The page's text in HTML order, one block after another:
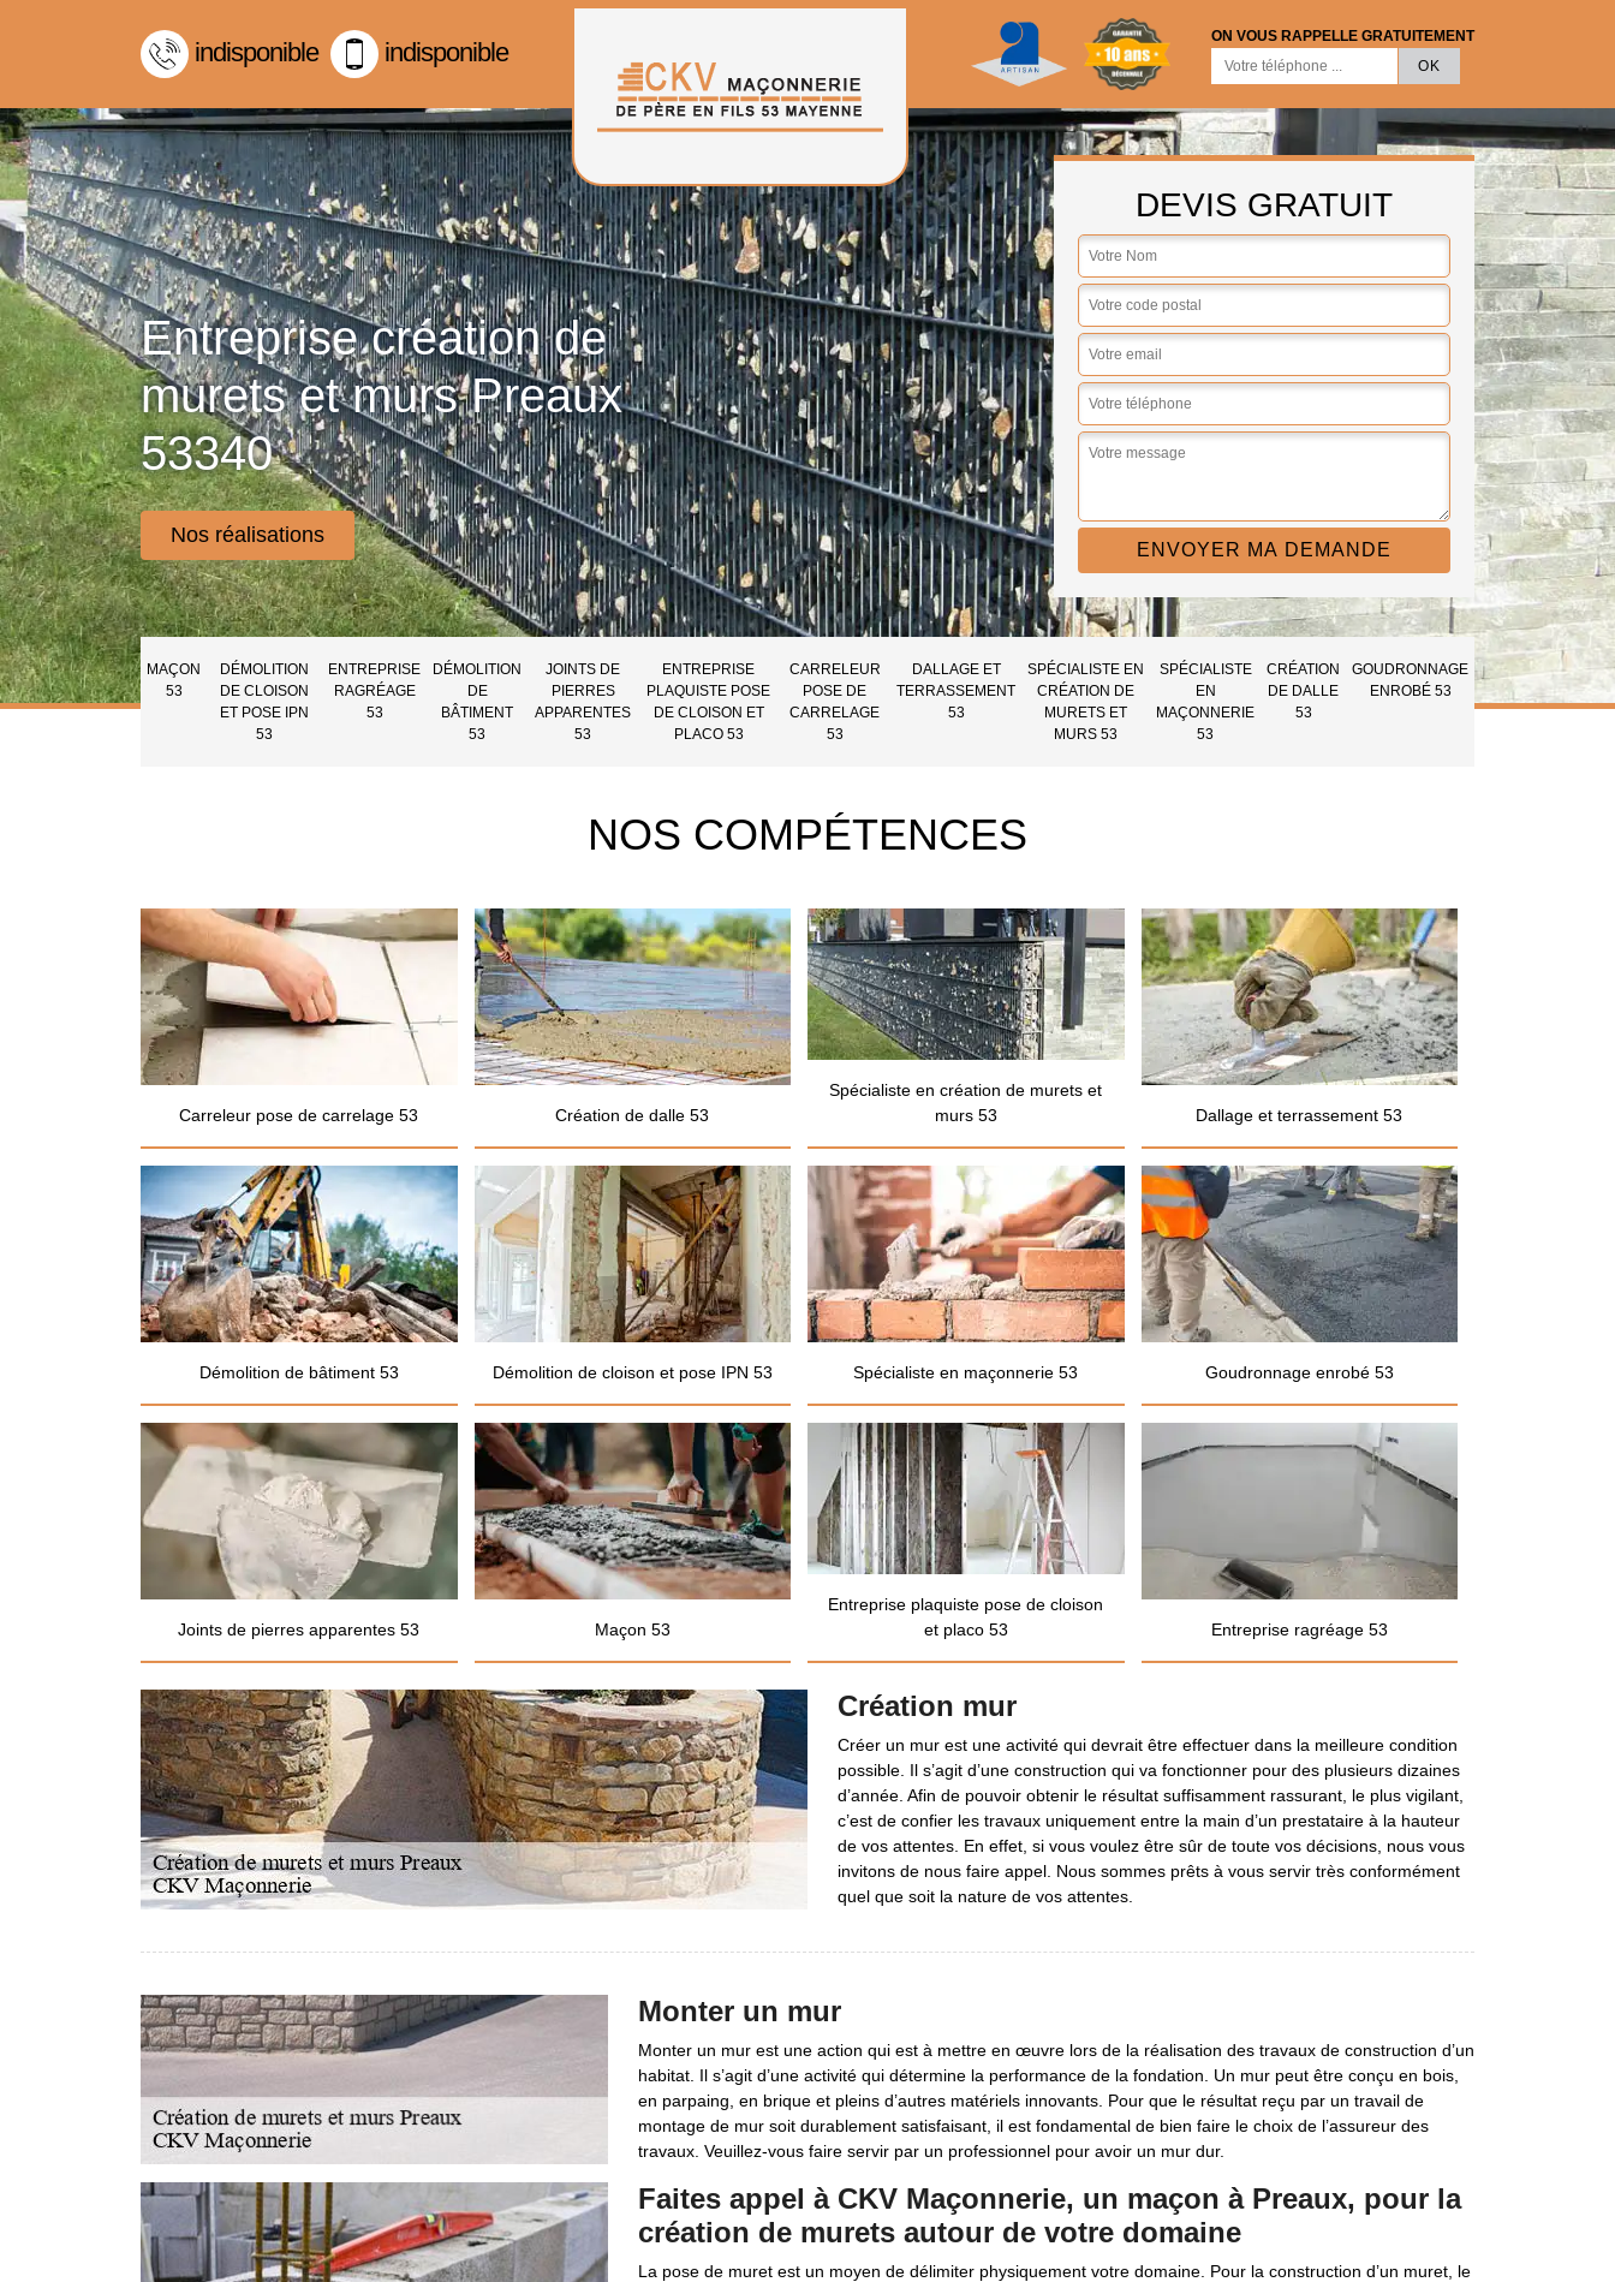
indisponible indisponible
ON VOUS RAPPELLE GRATUITEMENT
Entreprise création de
murets et murs Preaux
53340
Nos réalisations
DEVIS GRATUIT
MAÇON
53
DÉMOLITION
DE CLOISON
ET POSE IPN
53
ENTREPRISE
RAGRÉAGE
53
DÉMOLITION
DE
BÂTIMENT
53
JOINTS DE
PIERRES
APPARENTES
53
ENTREPRISE
PLAQUISTE POSE
DE CLOISON ET
PLACO 53
CARRELEUR
POSE DE
CARRELAGE
53
DALLAGE ET
TERRASSEMENT
53
SPÉCIALISTE EN
CRÉATION DE
MURETS ET
MURS 53
SPÉCIALISTE
EN
MAÇONNERIE
53
CRÉATION
DE DALLE
53
GOUDRONNAGE
ENROBÉ 53
NOS COMPÉTENCES
Carreleur pose de carrelage 53 Création de dalle 53
Spécialiste en création de murets et
murs 53
Dallage et terrassement 53
Démolition de bâtiment 53 Démolition de cloison et pose IPN 53 Spécialiste en maçonnerie 53 Goudronnage enrobé 53
Joints de pierres apparentes 53 Maçon 53
Entreprise plaquiste pose de cloison
et placo 53
Entreprise ragréage 53
Création mur
Créer un mur est une activité qui devrait être effectuer dans la meilleure condition
possible. Il s’agit d’une construction qui va fonctionner pour des plusieurs dizaines
d’année. Afin de pouvoir obtenir le résultat suffisamment rassurant, le plus vigilant,
c’est de confier les travaux uniquement entre la main d’un prestataire à la hauteur
de vos attentes. En effet, si vous voulez être sûr de toute vos décisions, nous vous
invitons de nous faire appel. Nous sommes prêts à vous servir très conformément
quel que soit la nature de vos attentes.
Monter un mur
Monter un mur est une action qui est à mettre en œuvre lors de la réalisation des travaux de construction d’un
habitat. Il s’agit d’une activité qui détermine la performance de la fondation. Un mur peut être conçu en bois,
en parpaing, en brique et pleins d’autres matériels innovants. Pour que le résultat reçu par un travail de
montage de mur soit durablement satisfaisant, il est fondamental de bien faire le choix de l’assureur des
travaux. Veuillez-vous faire servir par un professionnel pour avoir un mur dur.
Faites appel à CKV Maçonnerie, un maçon à Preaux, pour la
création de murets autour de votre domaine
La pose de muret est un moyen de délimiter physiquement votre domaine. Pour la construction d’un muret, le